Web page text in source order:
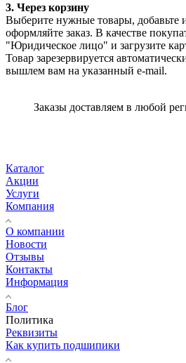
3. Через корзину
Выберите нужные товары, добавьте
оформляйте заказ. В качестве
"Юридическое лицо" и загрузите
Товар зарезервируется
вышлем вам на указанный e-mail.
Заказы доставляем в любой
Каталог
Акции
Услуги
Компания
О компании
Новости
Отзывы
Контакты
Информация
Блог
Политика
Реквизиты
Как купить подшипики